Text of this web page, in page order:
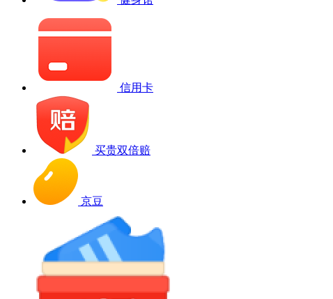
信用卡
买贵双倍赔
京豆